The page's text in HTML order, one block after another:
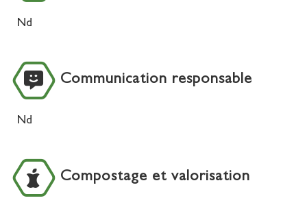
Nd
Communication responsable
Nd
Compostage et valorisation